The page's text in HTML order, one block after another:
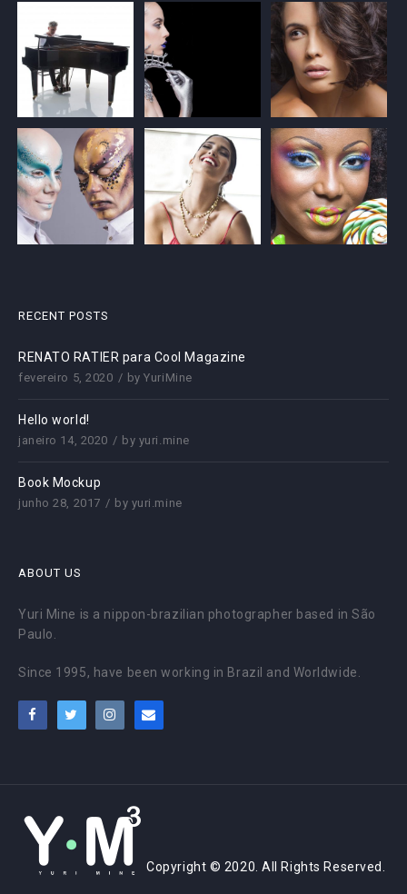
RECENT POSTS
RENATO RATIER para Cool Magazine
fevereiro 5, 2020 byYuriMine
Hello world!
janeiro 14, 2020 by yuri.mine
Book Mockup
junho 28, 2017 by yuri.mine
ABOUT US
Yuri Mine is a nippon-brazilian photographer based in São
Paulo.
Since 1995, have been working in Brazil and Worldwide.
Copyright © 2020. All Rights Reserved.